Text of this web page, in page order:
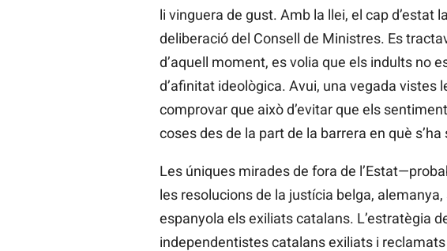
li vinguera de gust. Amb la llei, el cap
deliberació del Consell de Ministres. Es
d’aquell moment, es volia que els indults no
d’afinitat ideològica. Avui, una vegada vistes
comprovar que això d’evitar que els
coses des de la part de la barrera en què s’ha
Les úniques mirades de fora de
les resolucions de la justícia belga,
espanyola els exiliats catalans. L’estratègia
independentistes catalans exiliats i